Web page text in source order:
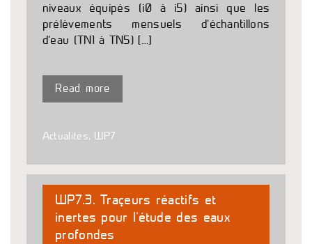
niveaux équipés (i0 à i5) ainsi que les
prélèvements mensuels d’échantillons
d’eau (TN1 à TN5) […]
Read more
Actualités, WP7
WP7.3. Traçeurs réactifs et
inertes pour l’étude des eaux
profondes